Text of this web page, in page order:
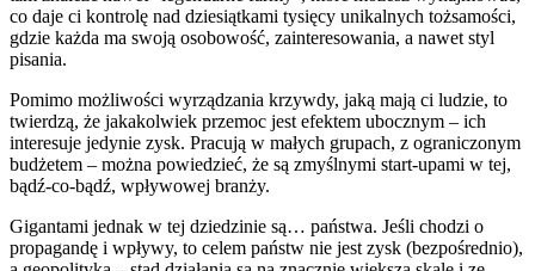
co daje ci kontrolę nad dziesiątkami tysięcy unikalnych tożsamości,
gdzie każda ma swoją osobowość, zainteresowania, a nawet styl
pisania.
Pomimo możliwości wyrządzania krzywdy, jaką mają ci ludzie, to
twierdzą, że jakakolwiek przemoc jest efektem ubocznym – ich
interesuje jedynie zysk. Pracują w małych grupach, z ograniczonym
budżetem – można powiedzieć, że są zmyślnymi start-upami w tej,
bądź-co-bądź, wpływowej branży.
Gigantami jednak w tej dziedzinie są… państwa. Jeśli chodzi o
propagandę i wpływy, to celem państw nie jest zysk (bezpośrednio),